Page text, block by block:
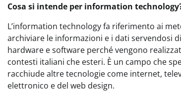
Cosa si intende per information
L’information technology fa riferimento ai
archiviare le informazioni e i dati servendosi
hardware e software perché vengono
contesti italiani che esteri. È un campo che
racchiude altre tecnologie come internet,
elettronico e del web design.